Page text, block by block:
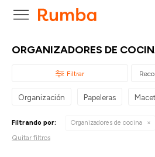

ORGANIZADORES DE
Organización Papeleras
Filtrando por: Organizadores de cocina
Quitar filtros